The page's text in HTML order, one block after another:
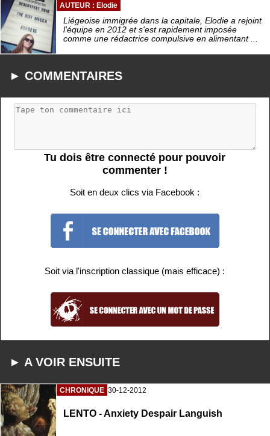
AUTEUR : Elodie
Liégeoise immigrée dans la capitale, Elodie a rejoint
l'équipe en 2012 et s'est rapidement imposée
comme une rédactrice compulsive en alimentant ...
► COMMENTAIRES
Tu dois être connecté pour pouvoir
commenter !
Soit en deux clics via Facebook :
Soit via l'inscription classique (mais efficace) :
► A VOIR ENSUITE
CHRONIQUE 30-12-2012
LENTO - Anxiety Despair Languish